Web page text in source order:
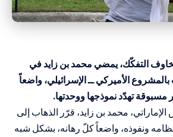
التفكّك، يمضي محمد بن زايد في
الأميركي ــ الإسرائيلي، واضعاً
مسبوقة تهدّد نموذجها ووحدتها.
الإماراتي، محمد بن زايد، قرّر الذهاب إلى
ونفوذه، واضعاً كلّ رهانه، بشكل شبه